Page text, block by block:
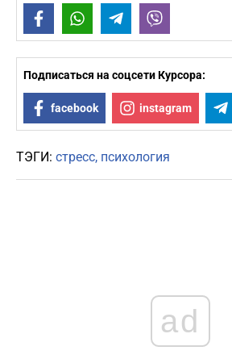
FacebookWhatsAppTelegram
Подписаться на соцсети Курсора:
facebook instagram
ТЭГИ: стресс психология
ad